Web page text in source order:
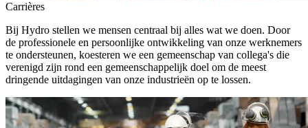
Carrières
Bij Hydro stellen we mensen centraal bij alles wat we doen. Door
de professionele en persoonlijke ontwikkeling van onze werknemers
te ondersteunen, koesteren we een gemeenschap van collega's die
verenigd zijn rond een gemeenschappelijk doel om de meest
dringende uitdagingen van onze industrieën op te lossen.